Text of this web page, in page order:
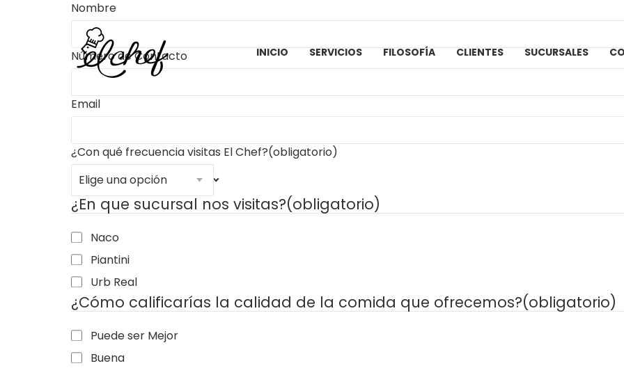
INICIO SERVICIOS FILOSOFÍA CLIENTES SUCURSALES
Nombre
Número de Contacto
Email
¿Con qué frecuencia visitas El Chef?(obligatorio)
Elige una opción
¿En que sucursal nos visitas?(obligatorio)
Naco
Piantini
Urb Real
¿Cómo calificarías la calidad de la comida que ofrecemos?(obligatorio)
Puede ser Mejor
Buena